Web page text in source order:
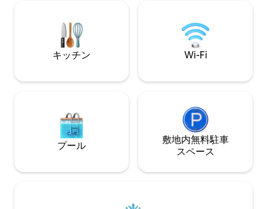
を楽しめますが、リラックスするには十
分な距離です！ガーバンガーデンズまで2
マイル/ダウンタウンまで9マイル/オーク
ローンまで6マイル。2026年7月に新しい
カヤックを借りた
を楽しめます！ホ
ップタウンまでわ
が待っています！
キッチン Wi-Fi
プール
敷地内無料駐⁠車
ス⁠ペ⁠ー⁠ス